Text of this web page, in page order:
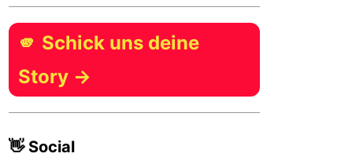
🫵 Schick uns deine
Story →
👋 Social